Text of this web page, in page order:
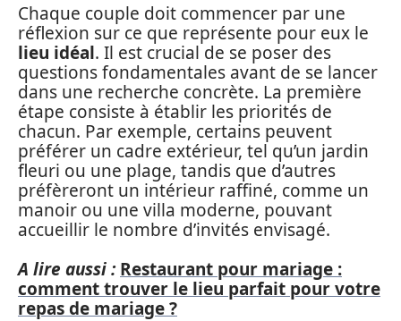
Chaque couple doit commencer par une
réflexion sur ce que représente pour eux le
lieu idéal. Il est crucial de se poser des
questions fondamentales avant de se lancer
dans une recherche concrète. La première
étape consiste à établir les priorités de
chacun. Par exemple, certains peuvent
préférer un cadre extérieur, tel qu’un jardin
fleuri ou une plage, tandis que d’autres
préfèreront un intérieur raffiné, comme un
manoir ou une villa moderne, pouvant
accueillir le nombre d’invités envisagé.
A lire aussi : Restaurant pour mariage :
comment trouver le lieu parfait pour votre
repas de mariage ?